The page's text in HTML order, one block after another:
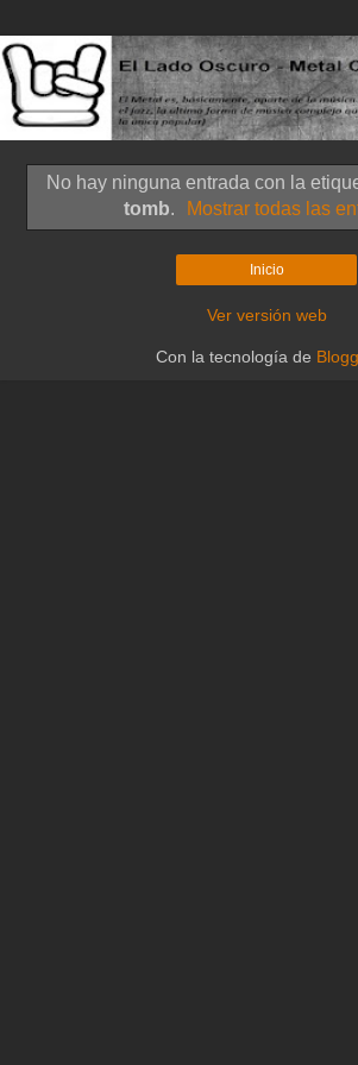
No hay ninguna entrada con la
tomb. Mostrar todas las
Inicio
Ver versión web
Con la tecnología de